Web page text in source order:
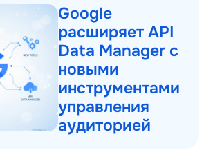
Google
расширяет API
Data Manager с
новыми
инструментами
управления
аудиторией